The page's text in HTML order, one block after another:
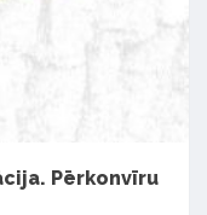
Pērkonvīru